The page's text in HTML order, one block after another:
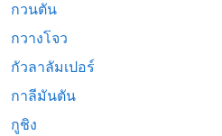
กวนตัน
กวางโจว
กัวลาลัมเปอร์
กาลีมันตัน
กูชิง